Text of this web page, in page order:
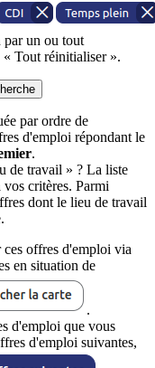
par un ou tout
Tout réinitialiser ».
par ordre de
d'emploi répondant le
.
de travail » ? La liste
critères. Parmi
dont le lieu de travail
offres d'emploi via
en situation de
.
d'emploi que vous
d'emploi suivantes,